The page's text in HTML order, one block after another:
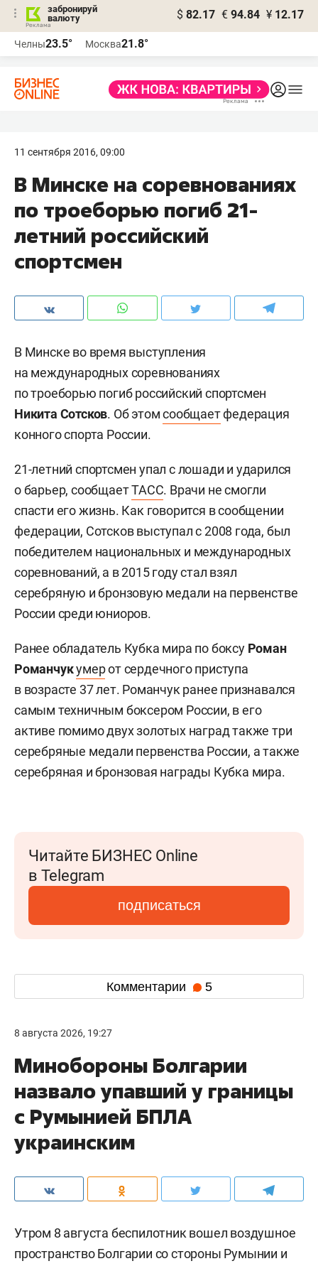
забронируй
валюту
$ 82.17 € 94.84 ¥ 12.17
Челны23.5° Москва21.8°
11 сентября 2016, 09:00
В Минске на соревнованиях
по троеборью погиб 21-
летний российский
спортсмен
В Минске во время выступления
на международных соревнованиях
по троеборью погиб российский спортсмен
Никита Сотсков. Об этомсообщаетфедерация
конного спорта России.
21-летний спортсмен упал с лошади и ударился
о барьер, сообщаетТАСС. Врачи не смогли
спасти его жизнь. Как говорится в сообщении
федерации, Сотсков выступал с 2008 года, был
победителем национальных и международных
соревнований, а в 2015 году стал взял
серебряную и бронзовую медали на первенстве
России среди юниоров.
Ранее обладатель Кубка мира по боксу Роман
Романчукумерот сердечного приступа
в возрасте 37 лет. Романчук ранее признавался
самым техничным боксером России, в его
активе помимо двух золотых наград также три
серебряные медали первенства России, а также
серебряная и бронзовая награды Кубка мира.
Читайте БИЗНЕС Online
в Telegram
подписаться
Комментарии 5
8 августа 2026, 19:27
Минобороны Болгарии
назвало упавший у границы
с Румынией БПЛА
украинским
Утром 8 августа беспилотник вошел воздушное
пространство Болгарии со стороны Румынии и